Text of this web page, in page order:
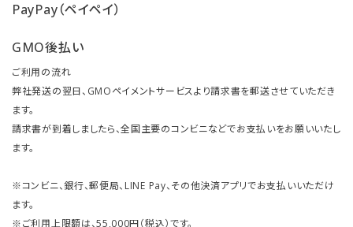
PayPay（ペイペイ）
GMO後払い
ご利用の流れ
弊社発送の翌日、GMOペイメントサービスより請求書を郵送させていただき
ます。
請求書が到着しましたら、全国主要のコンビニなどでお支払いをお願いいたし
ます。
※コンビニ、銀行、郵便局、LINE Pay、その他決済アプリでお支払いいただけ
ます。
※ご利用上限額は、55,000円（税込）です。